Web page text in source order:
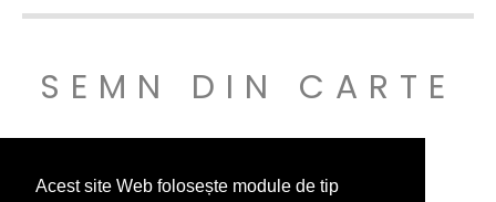
Acest site Web folosește module de tip
SEMN DIN CARTE